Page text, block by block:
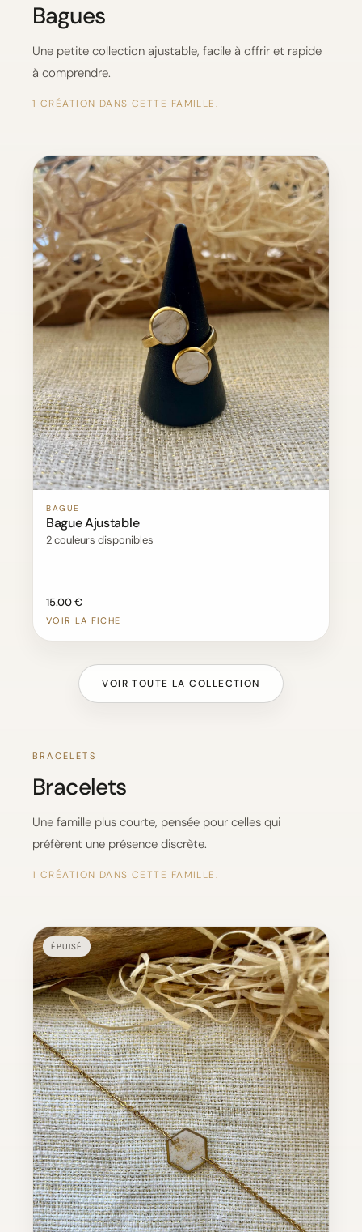
Bagues
Une petite collection ajustable, facile à offrir et rapide
à comprendre.
1 CRÉATION DANS CETTE FAMILLE.
BAGUE
Bague Ajustable
2 couleurs disponibles
15.00 €
VOIR LA FICHE
VOIR TOUTE LA COLLECTION
BRACELETS
Bracelets
Une famille plus courte, pensée pour celles qui
préfèrent une présence discrète.
1 CRÉATION DANS CETTE FAMILLE.
ÉPUISÉ